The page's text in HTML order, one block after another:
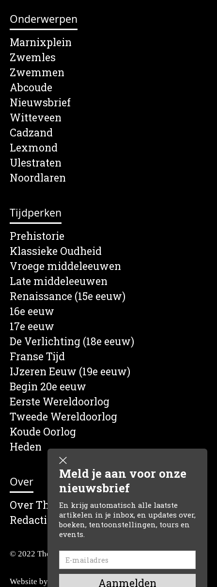
Meld je aan voor onze
nieuwsbrief
En krijg automatisch alle laatste
artikelen in je inbox, en updates over,
boeken, tentoonstellingen, tours en
events.
Onderwerpen
Marnixplein
Zwemles
Zwemmen
Abcoude
Nieuwsbrief
Witteveen
Cadzand
Lexmond
Ulestraten
Noordlaren
Tijdperken
Prehistorie
Klassieke Oudheid
Vroege middeleeuwen
Late middeleeuwen
Renaissance (15e eeuw)
16e eeuw
17e eeuw
De Verlichting (18e eeuw)
Franse Tijd
IJzeren Eeuw (19e eeuw)
Begin 20e eeuw
Eerste Wereldoorlog
Tweede Wereldoorlog
Koude Oorlog
Heden
Over
Over The Dutch Historian
Redactie
© 2022 The Dutch Historian
Website by: Reclamefabriek